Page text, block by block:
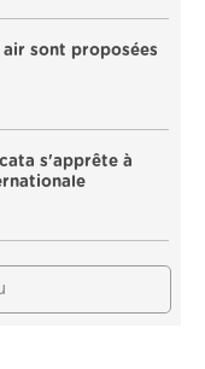
air sont proposées
s'apprête à